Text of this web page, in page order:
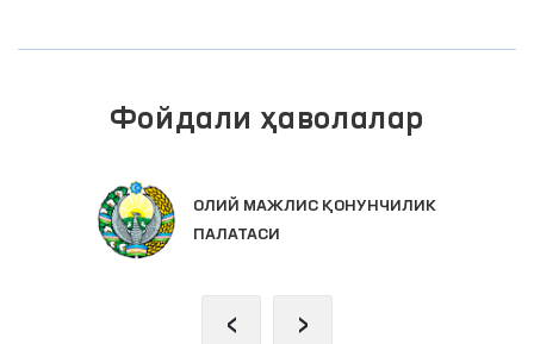
Фойдали ҳаволалар
ОЛИЙ МАЖЛИС ҚОНУНЧИЛИК
ПАЛАТАСИ
‹ ›